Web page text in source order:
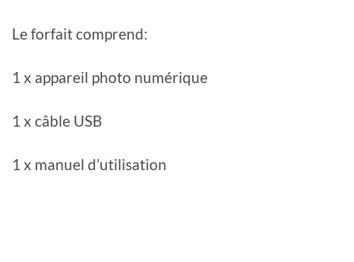
Le forfait comprend:
1 x appareil photo numérique
1 x câble USB
1 x manuel d’utilisation